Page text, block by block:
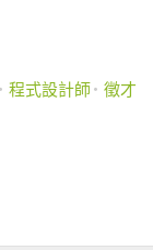
程式設計師 徵才